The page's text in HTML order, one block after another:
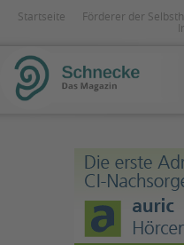
Startseite Förderer der